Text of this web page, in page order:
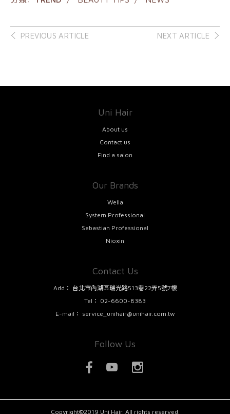
Post
PREVIOUS ARTICLE NEXT ARTICLE
Uni Hair
About us
Contact us
Find a salon
Our Brands
Wella
System Professional
Sebastian Professional
Nioxin
Contact Us
Add： 台北市內湖區瑞光路513巷22弄5號7樓
Tel： 02-6600-8383
E-mail： service_unihair@unihair.com.tw
Follow Us
Copyright©2019 Uni Hair. All rights reserved.